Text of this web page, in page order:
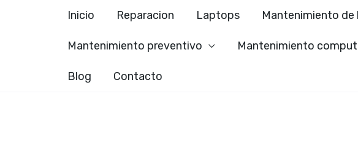
Inicio Reparacion Laptops Mantenimiento
Mantenimiento preventivo Mantenimiento
Blog Contacto